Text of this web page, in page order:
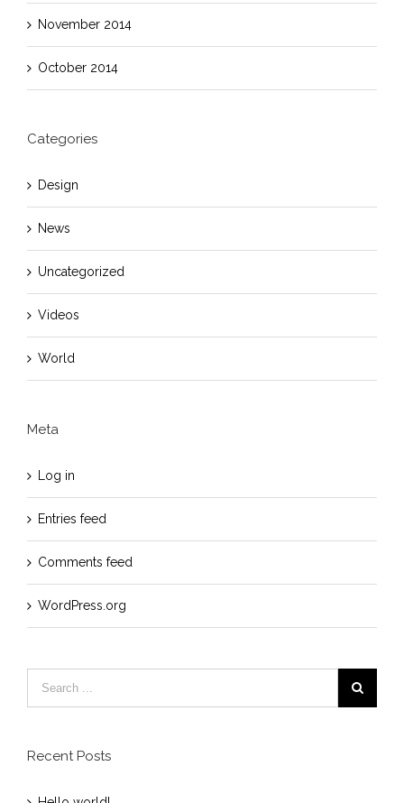
November 2014
October 2014
Categories
Design
News
Uncategorized
Videos
World
Meta
Log in
Entries feed
Comments feed
WordPress.org
Recent Posts